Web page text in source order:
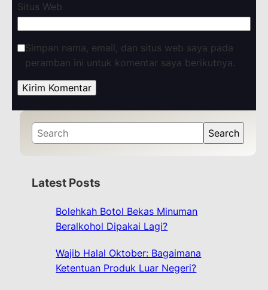
Situs Web
Simpan nama, email, dan situs web saya pada
peramban ini untuk komentar saya berikutnya.
S
e
c
Search
Latest Posts
Bolehkah Botol Bekas Minuman
Beralkohol Dipakai Lagi?
Wajib Halal Oktober: Bagaimana
Ketentuan Produk Luar Negeri?